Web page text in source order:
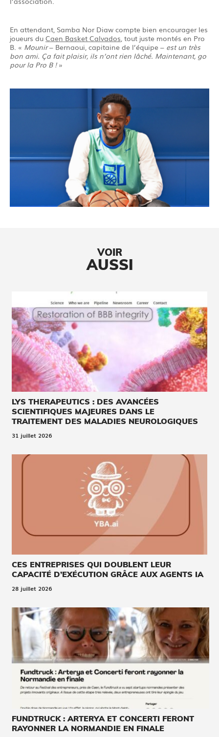
En attendant, Samba Nor Diaw compte bien encourager les
joueurs du Caen Basket Calvados, tout juste montés en Pro
B. « Mounir– Bernaoui, capitaine de l’équipe – est un très
bon ami. Ça fait plaisir, ils n’ont rien lâché. Maintenant, go
pour la Pro B ! »
VOIR
AUSSI
LYS THERAPEUTICS : DES AVANCÉES
SCIENTIFIQUES MAJEURES DANS LE
TRAITEMENT DES MALADIES NEUROLOGIQUES
31 juillet 2026
CES ENTREPRISES QUI DOUBLENT LEUR
CAPACITÉ D’EXÉCUTION GRÂCE AUX AGENTS IA
28 juillet 2026
FUNDTRUCK : ARTERYA ET CONCERTI FERONT
RAYONNER LA NORMANDIE EN FINALE